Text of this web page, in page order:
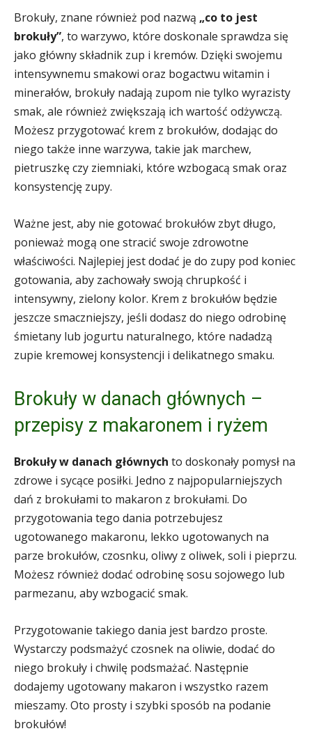
Brokuły, znane również pod nazwą „co to jest
brokuły”, to warzywo, które doskonale sprawdza się
jako główny składnik zup i kremów. Dzięki swojemu
intensywnemu smakowi oraz bogactwu witamin i
minerałów, brokuły nadają zupom nie tylko wyrazisty
smak, ale również zwiększają ich wartość odżywczą.
Możesz przygotować krem z brokułów, dodając do
niego także inne warzywa, takie jak marchew,
pietruszkę czy ziemniaki, które wzbogacą smak oraz
konsystencję zupy.
Ważne jest, aby nie gotować brokułów zbyt długo,
ponieważ mogą one stracić swoje zdrowotne
właściwości. Najlepiej jest dodać je do zupy pod koniec
gotowania, aby zachowały swoją chrupkość i
intensywny, zielony kolor. Krem z brokułów będzie
jeszcze smaczniejszy, jeśli dodasz do niego odrobinę
śmietany lub jogurtu naturalnego, które nadadzą
zupie kremowej konsystencji i delikatnego smaku.
Brokuły w danach głównych –
przepisy z makaronem i ryżem
Brokuły w danach głównych to doskonały pomysł na
zdrowe i sycące posiłki. Jedno z najpopularniejszych
dań z brokułami to makaron z brokułami. Do
przygotowania tego dania potrzebujesz
ugotowanego makaronu, lekko ugotowanych na
parze brokułów, czosnku, oliwy z oliwek, soli i pieprzu.
Możesz również dodać odrobinę sosu sojowego lub
parmezanu, aby wzbogacić smak.
Przygotowanie takiego dania jest bardzo proste.
Wystarczy podsmażyć czosnek na oliwie, dodać do
niego brokuły i chwilę podsmażać. Następnie
dodajemy ugotowany makaron i wszystko razem
mieszamy. Oto prosty i szybki sposób na podanie
brokułów!